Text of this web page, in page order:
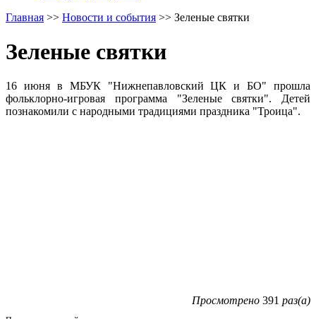
Главная >> Новости и события >> Зеленые святки
Зеленые святки
16 июня в МБУК "Нижнепавловский ЦК и БО" прошла
фольклорно-игровая программа "Зеленые святки". Детей
познакомили с народными традициями праздника "Троица".
Просмотрено 391 раз(а)